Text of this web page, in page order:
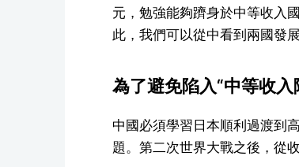
元，勉強能夠躋身於中等收入
此，我們可以從中看到兩國發展
為了避免陷入“中等收
中國必須學習日本順利過渡到
題。第二次世界大戰之後，從